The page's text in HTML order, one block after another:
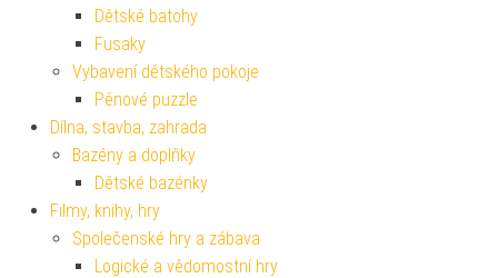
Dětské batohy
Fusaky
Vybavení dětského pokoje
Pěnové puzzle
Dílna, stavba, zahrada
Bazény a doplňky
Dětské bazénky
Filmy, knihy, hry
Společenské hry a zábava
Logické a vědomostní hry